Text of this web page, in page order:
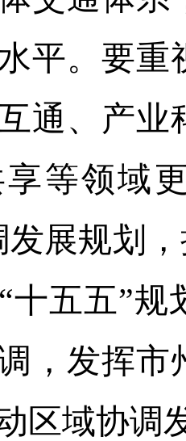
平。要重
通、产业
等领域
发展规划
十五五”
，发挥
区域协调